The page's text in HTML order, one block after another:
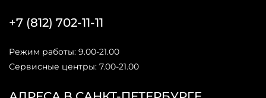
+7 (812) 702-11-11
Режим работы: 9.00-21.00
Сервисные центры: 7.00-21.00